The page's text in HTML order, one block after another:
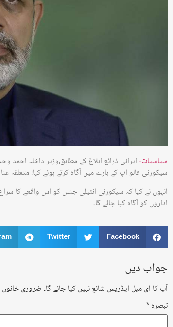
سیاسیات-ایرانی ذرائع ابلاغ کے مطابق،وزیر داخلہ
سیکورٹی فالو اپ کے بارے میں آگاہ کرتے ہوئے کہا: متعلقہ
انہوں نے کہا کہ سیکورٹی انٹیلی جنس کو اس واقعے کا
اداروں کو آگاہ کیا جائے گا۔
Facebook
Twitter
جواب دیں
آپ کا ای میل ایڈریس شائع نہیں کیا جائے گا۔ضروری
تبصرہ*